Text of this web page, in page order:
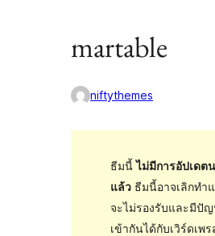
martable
niftythemes
ธีมนี้ไม่มีการอัปเดต
แล้วธีมนี้อาจเลิกทำ
จะไม่รองรับและมีปัญ
เข้ากันได้กับเวิร์ดเพ